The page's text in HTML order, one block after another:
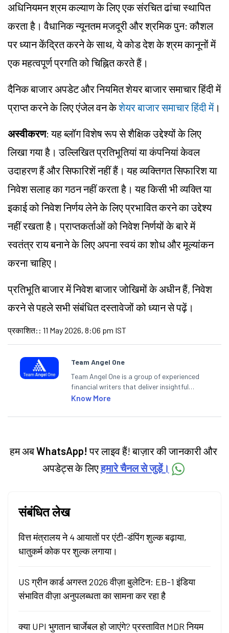
अधिनियमनश्रमकल्याण के लिए एक संरचित ढांचा स्थापित
करता है। वैधानिक न्यूनतम मजदूरी और श्रमिक पुन: कौशल
पर ध्यान केंद्रित करने के साथ, ये कोड देश केश्रमकानूनों में
एक महत्वपूर्ण प्रगति को चिह्नित करते हैं।
दैनिक बाजार अपडेट और नियमित शेयर बाजार समाचार हिंदी में
प्राप्त करने के लिए एंजेल वन केशेयर बाजार समाचार हिंदी में।
अस्वीकरण: यह ब्लॉग विशेष रूप से शैक्षिक उद्देश्यों के लिए
लिखा गया है। उल्लिखित प्रतिभूतियां या कंपनियां केवल
उदाहरण हैं और सिफारिशें नहीं हैं। यह व्यक्तिगत सिफारिश या
निवेश सलाह का गठन नहीं करता है। यह किसी भी व्यक्ति या
इकाई को निवेश निर्णय लेने के लिए प्रभावित करने का उद्देश्य
नहीं रखता है। प्राप्तकर्ताओं को निवेश निर्णयों के बारे में
स्वतंत्र राय बनाने के लिए अपना स्वयं का शोध और मूल्यांकन
करना चाहिए।
प्रतिभूति बाजार में निवेश बाजारजोखिमोंके अधीन हैं, निवेश
करने से पहले सभी संबंधित दस्तावेजों को ध्यान से पढ़ें।
प्रकाशित: : 11 May 2026, 8:06 pm IST
Team Angel One
Team Angel One is a group of experienced
financial writers that deliver insightful
articles on the stock market, IPO, economy,
categories.
Know More
हम अबWhatsApp! पर लाइव हैं! बाज़ार की जानकारी और
अपडेट्स के लिएहमारे चैनल से जुड़ें।
संबंधित लेख
वित्त मंत्रालय ने 4 आयातों पर एंटी-डंपिंग शुल्क बढ़ाया,
धातुकर्म कोक पर शुल्क लगाया।
US ग्रीन कार्ड अगस्त 2026 वीज़ा बुलेटिन: EB-1 इंडिया
संभावित वीज़ा अनुपलब्धता का सामना कर रहा है
क्या UPI भुगतान चार्जेबल हो जाएंगे? प्रस्तावित MDR नियम